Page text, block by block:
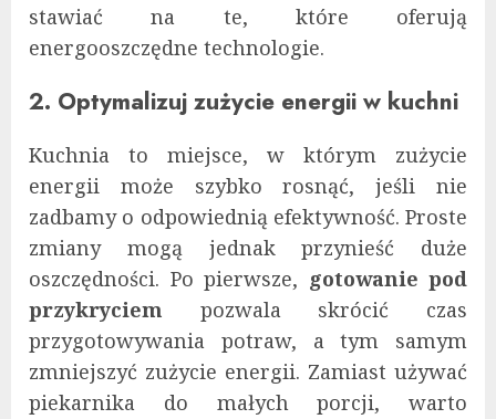
stawiać na te, które oferują
energooszczędne technologie.
2. Optymalizuj zużycie energii w kuchni
Kuchnia to miejsce, w którym zużycie
energii może szybko rosnąć, jeśli nie
zadbamy o odpowiednią efektywność. Proste
zmiany mogą jednak przynieść duże
oszczędności. Po pierwsze, gotowanie pod
przykryciem pozwala skrócić czas
przygotowywania potraw, a tym samym
zmniejszyć zużycie energii. Zamiast używać
piekarnika do małych porcji, warto